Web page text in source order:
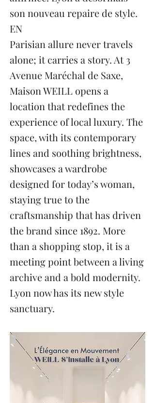
son nouveau repaire de style.
EN
Parisian allure never travels
alone; it carries a story. At 3
Avenue Maréchal de Saxe,
Maison WEILL opens a
location that redefines the
experience of local luxury. The
space, with its contemporary
lines and soothing brightness,
showcases a wardrobe
designed for today’s woman,
staying true to the
craftsmanship that has driven
the brand since 1892. More
than a shopping stop, it is a
meeting point between a living
archive and a bold modernity.
Lyon now has its new style
sanctuary.